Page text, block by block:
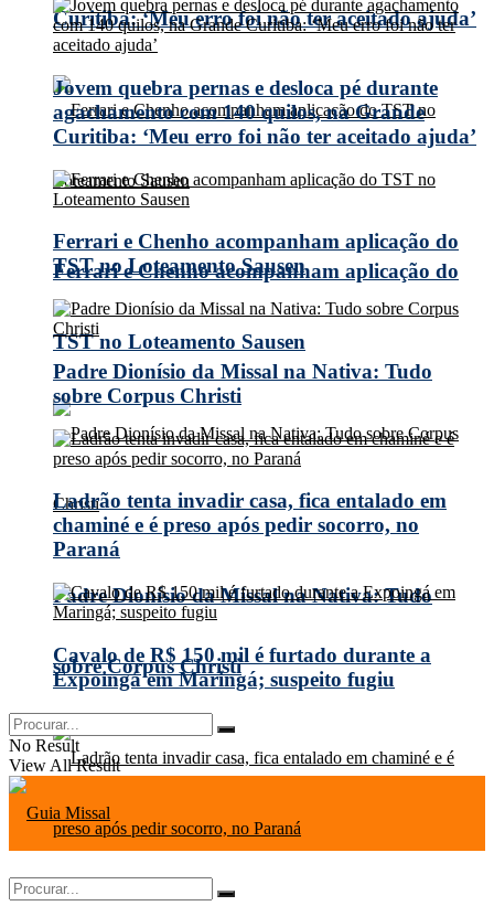
Curitiba: ‘Meu erro foi não ter aceitado ajuda’
Ferrari e Chenho acompanham aplicação do
TST no Loteamento Sausen
Padre Dionísio da Missal na Nativa: Tudo
sobre Corpus Christi
Jovem quebra pernas e desloca pé durante
agachamento com 140 quilos, na Grande
Curitiba: ‘Meu erro foi não ter aceitado ajuda’
Ferrari e Chenho acompanham aplicação do
TST no Loteamento Sausen
Padre Dionísio da Missal na Nativa: Tudo
sobre Corpus Christi
Ladrão tenta invadir casa, fica entalado em
chaminé e é preso após pedir socorro, no
Paraná
Cavalo de R$ 150 mil é furtado durante a
Expoingá em Maringá; suspeito fugiu
No Result
View All Result